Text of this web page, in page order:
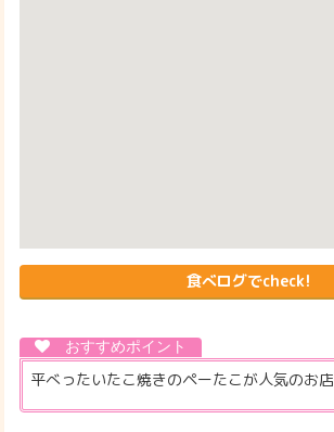
食べログでcheck!
平べったいたこ焼きのペーたこが人気のお店